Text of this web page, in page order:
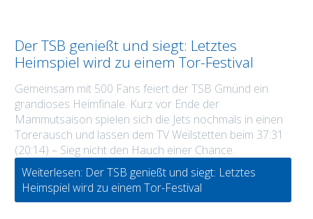
Der TSB genießt und siegt: Letztes
Heimspiel wird zu einem Tor-Festival
Gemeinsam mit 500 Fans feiert der TSB Gmünd ein
grandioses Heimfinale. Kurz vor Ende der
Mammutsaison spielen sich die Jets nochmals in einen
Torerausch und lassen dem TV Weilstetten beim 37:31
(20:14) – Sieg nicht den Hauch einer Chance.
Weiterlesen: Der TSB genießt und siegt: Letztes
Heimspiel wird zu einem Tor-Festival